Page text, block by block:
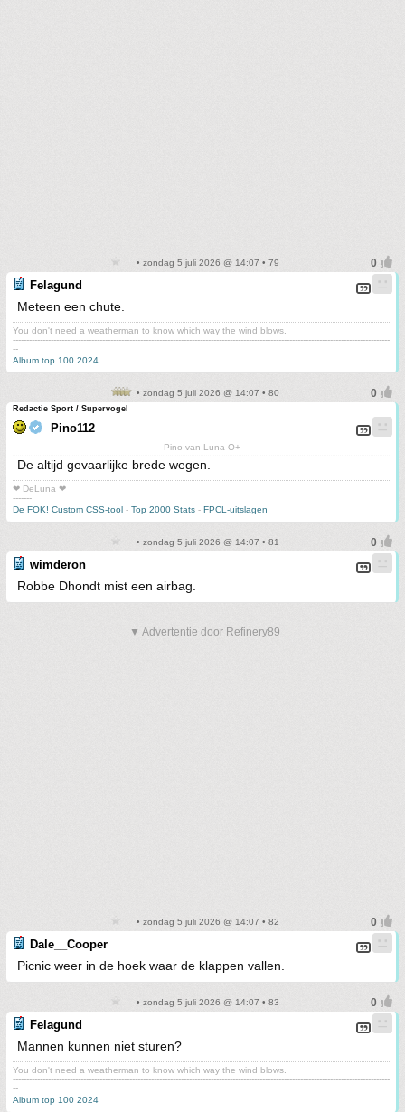
• zondag 5 juli 2026 @ 14:07 • 79
Felagund
Meteen een chute.
You don't need a weatherman to know which way the wind blows.
-------------------------------------------------------------------------------------------------------------------------------------------
--
Album top 100 2024
• zondag 5 juli 2026 @ 14:07 • 80
Redactie Sport / Supervogel
Pino112
Pino van Luna O+
De altijd gevaarlijke brede wegen.
❤ DeLuna ❤
-------
De FOK! Custom CSS-tool - Top 2000 Stats - FPCL-uitslagen
• zondag 5 juli 2026 @ 14:07 • 81
wimderon
Robbe Dhondt mist een airbag.
▼ Advertentie door Refinery89
• zondag 5 juli 2026 @ 14:07 • 82
Dale__Cooper
Picnic weer in de hoek waar de klappen vallen.
• zondag 5 juli 2026 @ 14:07 • 83
Felagund
Mannen kunnen niet sturen?
You don't need a weatherman to know which way the wind blows.
-------------------------------------------------------------------------------------------------------------------------------------------
--
Album top 100 2024